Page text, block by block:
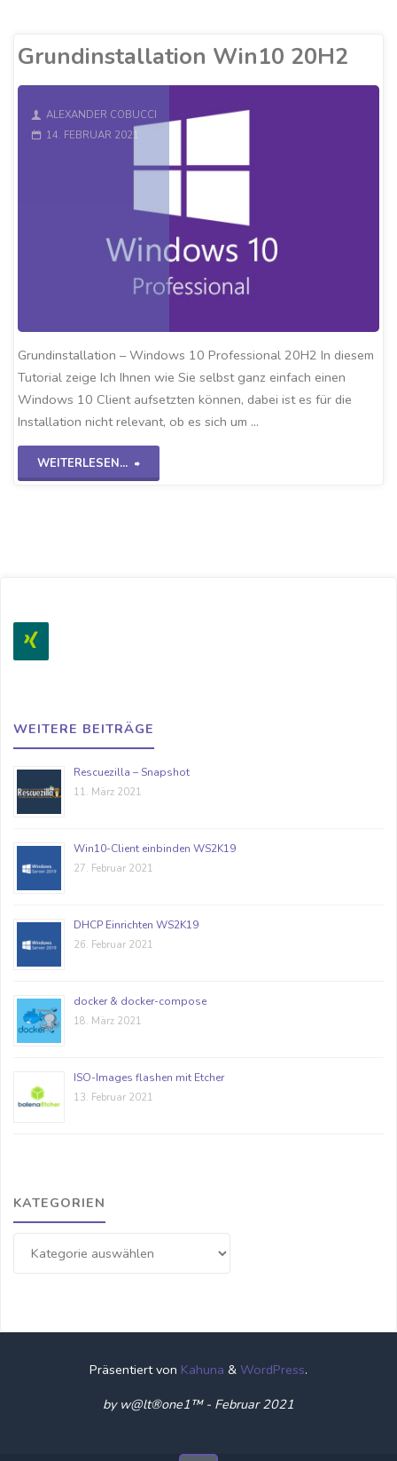
Grundinstallation Win10 20H2
ALEXANDER COBUCCI
14. FEBRUAR 2021
Grundinstallation – Windows 10 Professional 20H2 In diesem
Tutorial zeige Ich Ihnen wie Sie selbst ganz einfach einen
Windows 10 Client aufsetzten können, dabei ist es für die
Installation nicht relevant, ob es sich um …
WEITERLESEN...
"Grundinstallation
WEITERE BEITRÄGE
Rescuezilla – Snapshot
11. März 2021
Win10-Client einbinden WS2K19
27. Februar 2021
DHCP Einrichten WS2K19
26. Februar 2021
docker & docker-compose
18. März 2021
ISO-Images flashen mit Etcher
13. Februar 2021
KATEGORIEN
Präsentiert von Kahuna & WordPress.
by w@lt®one1™ - Februar 2021